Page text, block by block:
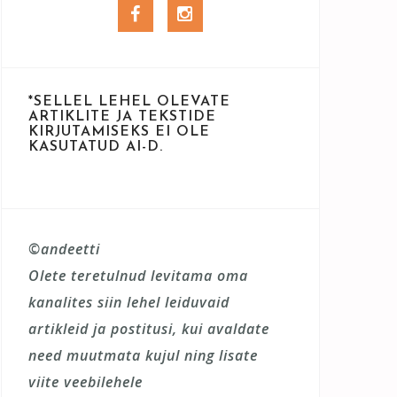
Facebook
*SELLEL LEHEL OLEVATE
ARTIKLITE JA TEKSTIDE
KIRJUTAMISEKS EI OLE
KASUTATUD AI-D.
©andeetti
Olete teretulnud levitama oma
kanalites siin lehel leiduvaid
artikleid ja postitusi, kui avaldate
need muutmata kujul ning lisate
viite veebilehele